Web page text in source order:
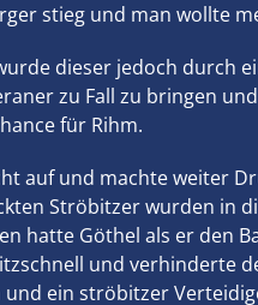
stieg und man wollte
dieser jedoch
zu Fall zu bringen
für Rihm.
auf und machte weiter
Ströbitzer wurden in
hatte Göthel als er den
und verhinderte
ein ströbitzer